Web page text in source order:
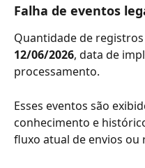
Falha de eventos
Quantidade de
12/06/2026, data de
processamento.
Esses eventos são
conhecimento e
fluxo atual de envios ou